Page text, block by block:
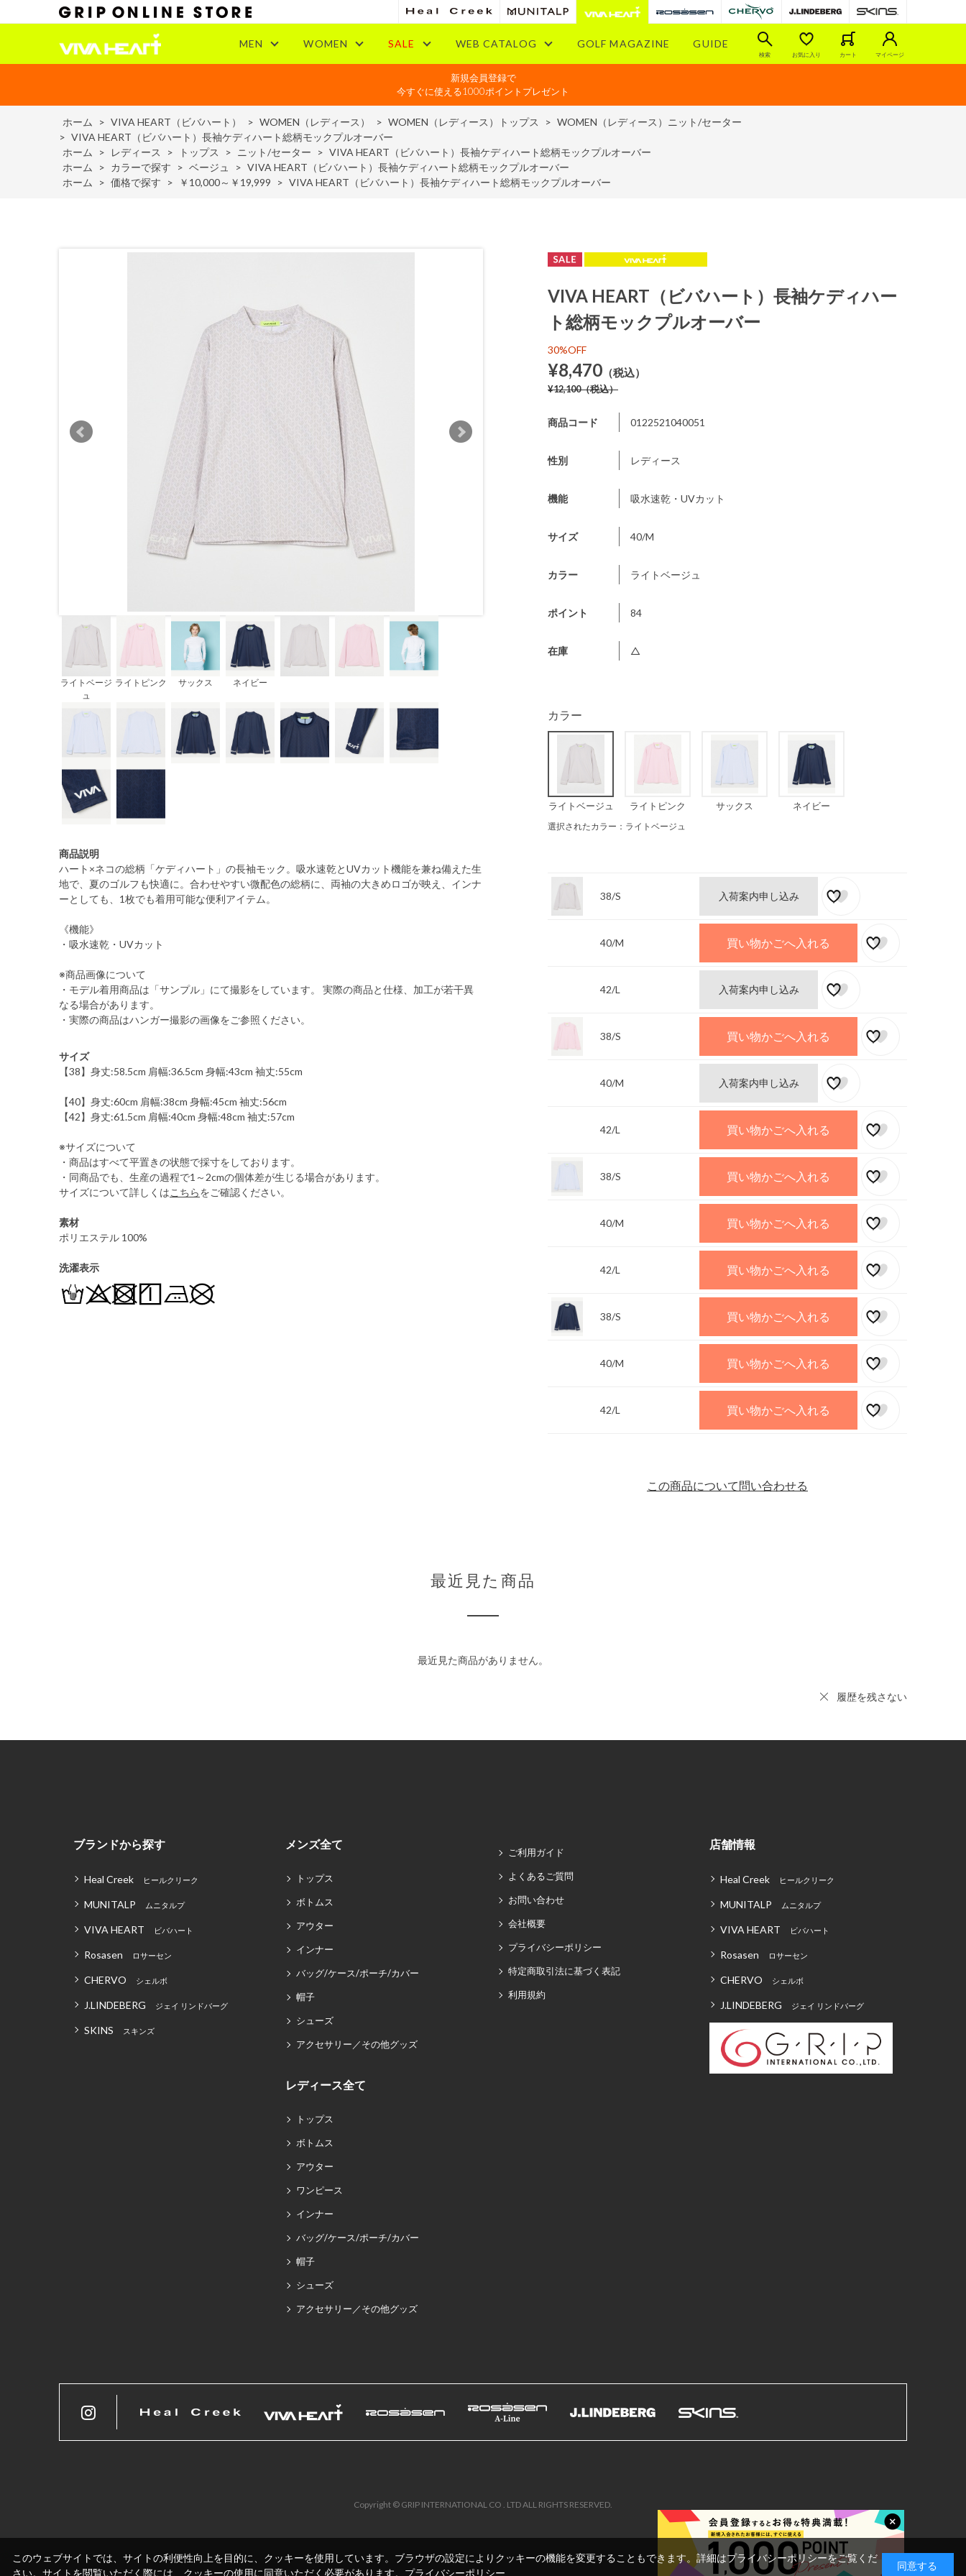
MEN WOMEN SALE WEB CATALOG GOLF MAGAZINE GUIDE
検索 お気に入り カート マイページ
新規会員登録で
今すぐに使える1000ポイントプレゼント
ホーム > VIVA HEART（ビバハート） > WOMEN（レディース） > WOMEN（レディース）トップス > WOMEN（レディース）ニット/セーター
> VIVA HEART（ビバハート）長袖ケディハート総柄モックプルオーバー
ホーム
> レディース > トップス > ニット/セーター > VIVA HEART（ビバハート）長袖ケディハート総柄モックプルオーバー
ホーム
> カラーで探す > ベージュ > VIVA HEART（ビバハート）長袖ケディハート総柄モックプルオーバー
ホーム
> 価格で探す > ￥10,000～￥19,999 > VIVA HEART（ビバハート）長袖ケディハート総柄モックプルオーバー
ライトベージ
ュ
ライトピンク サックス ネイビー
商品説明
ハート×ネコの総柄「ケディハート」の長袖モック。吸水速乾とUVカット機能を兼ね備えた生
地で、夏のゴルフも快適に。合わせやすい微配色の総柄に、両袖の大きめロゴが映え、インナ
ーとしても、1枚でも着用可能な便利アイテム。
《機能》
・吸水速乾・UVカット
※商品画像について
・モデル着用商品は「サンプル」にて撮影をしています。 実際の商品と仕様、加工が若干異
なる場合があります。
・実際の商品はハンガー撮影の画像をご参照ください。
サイズ
【38】身丈:58.5cm 肩幅:36.5cm 身幅:43cm 袖丈:55cm
【40】身丈:60cm 肩幅:38cm 身幅:45cm 袖丈:56cm
【42】身丈:61.5cm 肩幅:40cm 身幅:48cm 袖丈:57cm
※サイズについて
・商品はすべて平置きの状態で採寸をしております。
・同商品でも、生産の過程で1～2cmの個体差が生じる場合があります。
サイズについて詳しくはこちらをご確認ください。
素材
ポリエステル 100%
洗濯表示
VIVA HEART（ビバハート）長袖ケディハー
ト総柄モックプルオーバー
30%OFF
¥8,470 （税込）
¥12,100（税込）
商品コード 0122521040051
性別 レディース
機能 吸水速乾・UVカット
サイズ 40/M
カラー ライトベージュ
ポイント 84
在庫 △
カラー
ライトベージュ ライトピンク サックス ネイビー
選択されたカラー：ライトベージュ
38/S 入荷案内申し込み
40/M 買い物かごへ入れる
42/L 入荷案内申し込み
38/S 買い物かごへ入れる
40/M 入荷案内申し込み
42/L 買い物かごへ入れる
38/S 買い物かごへ入れる
40/M 買い物かごへ入れる
42/L 買い物かごへ入れる
38/S 買い物かごへ入れる
40/M 買い物かごへ入れる
42/L 買い物かごへ入れる
この商品について問い合わせる
最近見た商品
最近見た商品がありません。
履歴を残さない
ブランドから探す
Heal Creek ヒールクリーク
MUNITALP ムニタルプ
VIVA HEART ビバハート
Rosasen ロサーセン
CHERVO シェルボ
J.LINDEBERG ジェイ リンドバーグ
SKINS スキンズ
メンズ全て
トップス
ボトムス
アウター
インナー
バッグ/ケース/ポーチ/カバー
帽子
シューズ
アクセサリー／その他グッズ
レディース全て
トップス
ボトムス
アウター
ワンピース
インナー
バッグ/ケース/ポーチ/カバー
帽子
シューズ
アクセサリー／その他グッズ
ご利用ガイド
よくあるご質問
お問い合わせ
会社概要
プライバシーポリシー
特定商取引法に基づく表記
利用規約
店舗情報
Heal Creek ヒールクリーク
MUNITALP ムニタルプ
VIVA HEART ビバハート
Rosasen ロサーセン
CHERVO シェルボ
J.LINDEBERG ジェイ リンドバーグ
Copyright © GRIP INTERNATIONAL CO . LTD ALL RIGHTS RESERVED.
このウェブサイトでは、サイトの利便性向上を目的に、クッキーを使用しています。ブラウザの設定によりクッキーの機能を変更することもできます。詳細はプライバシーポリシーをご覧くだ
さい。サイトを閲覧いただく際には、クッキーの使用に同意いただく必要があります。 プライバシーポリシー
同意する